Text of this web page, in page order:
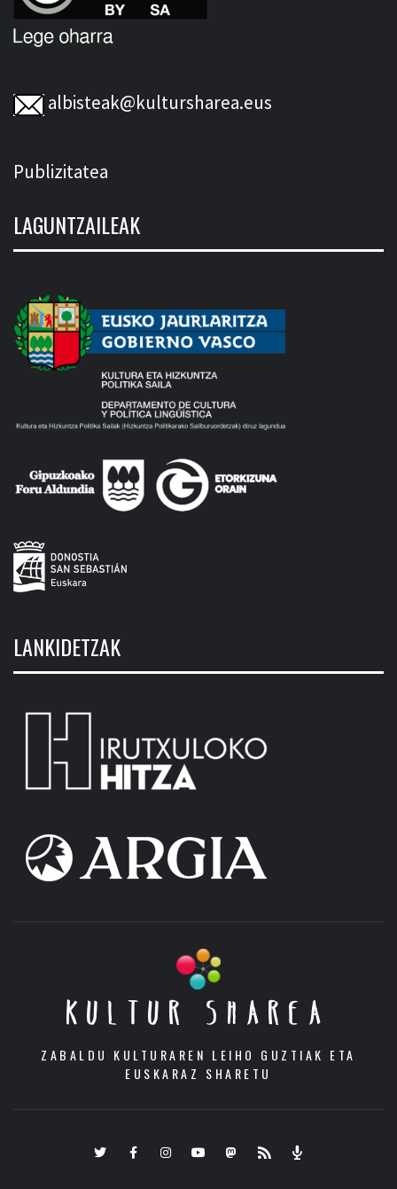
albisteak@kultursharea.eus
Publizitatea
LAGUNTZAILEAK
LANKIDETZAK
KULTUR SHAREA
ZABALDU KULTURAREN LEIHO GUZTIAK ETA
EUSKARAZ SHARETU
TwitterFacebookInstagramYoutubeMastodon.eus
RSS Podcast